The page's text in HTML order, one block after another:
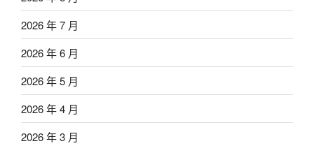
2026 年 7 月
2026 年 6 月
2026 年 5 月
2026 年 4 月
2026 年 3 月